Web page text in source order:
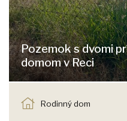
Pozemok s dvomi
domom v Reci
Rodinný dom